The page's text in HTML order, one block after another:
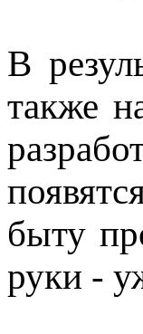
В
также
быту
руки -